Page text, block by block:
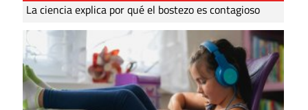
La ciencia explica por qué el bostezo es contagioso